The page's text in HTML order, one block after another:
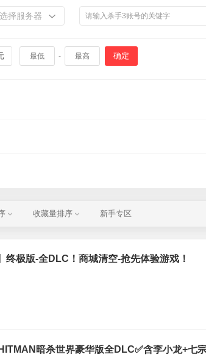
选择服务器
- 确定
收藏量排序 新手专区
极版-全DLC！商城清空-抢先体验游戏！